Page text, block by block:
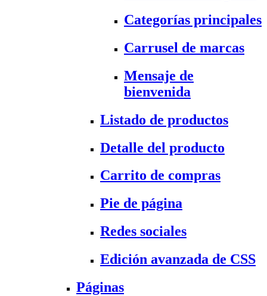
Categorías principales
Carrusel de marcas
Mensaje de
bienvenida
Listado de productos
Detalle del producto
Carrito de compras
Pie de página
Redes sociales
Edición avanzada de CSS
Páginas